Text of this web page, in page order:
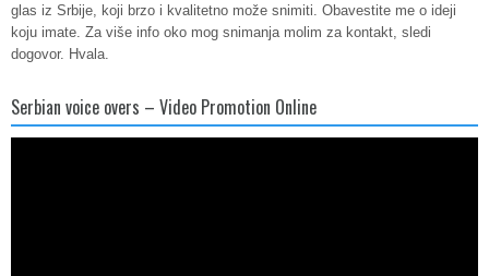
glas iz Srbije, koji brzo i kvalitetno može snimiti. Obavestite me o ideji
koju imate. Za više info oko mog snimanja molim za kontakt, sledi
dogovor. Hvala.
Serbian voice overs – Video Promotion Online